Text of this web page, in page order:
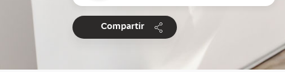
Compartir share